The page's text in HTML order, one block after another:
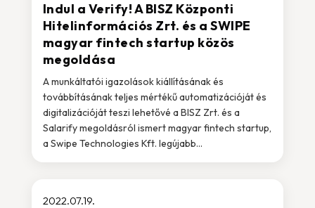
Indul a Verify! A BISZ Központi
Hitelinformációs Zrt. és a SWIPE
magyar fintech startup közös
megoldása
A munkáltatói igazolások kiállításának és
továbbításának teljes mértékű automatizációját és
digitalizációját teszi lehetővé a BISZ Zrt. és a
Salarify megoldásról ismert magyar fintech startup,
a Swipe Technologies Kft. legújabb...
2022.07.19.